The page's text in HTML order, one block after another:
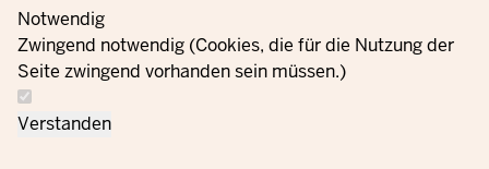
Notwendig
Zwingend notwendig (Cookies, die für die Nutzung der
Seite zwingend vorhanden sein müssen.)
Verstanden